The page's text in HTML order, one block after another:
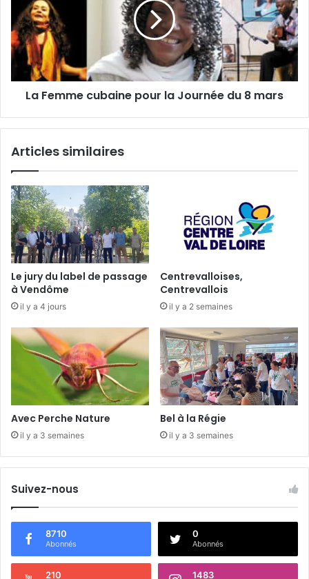
n
2
0
8
m
m
e
u
e
u
r
l
a
J
u
n
é
e
8
a
s
La Femme cubaine pour la Journée du 8 mars
Articles similaires
Le jury du label de passage
à Vendôme
il y a 4 jours
Centrevalloises,
Centrevallois
il y a 2 semaines
Avec Perche Nature
il y a 3 semaines
Bel à la Régie
il y a 3 semaines
Suivez-nous
8710
Abonnés
0
Abonnés
210 1483